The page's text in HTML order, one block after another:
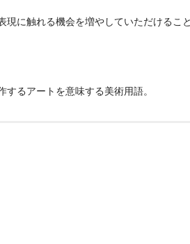
に触れる機会を増やしていただけるこ
るアートを意味する美術用語。